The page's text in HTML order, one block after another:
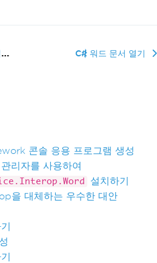
C# 워드 문서 열기
콘솔 응용 프로그램 생성
리자를 사용하여
설치하기
을 대체하는 우수한 대안